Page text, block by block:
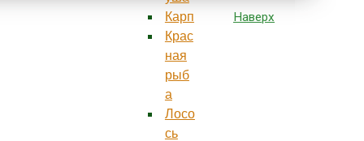
Карп
Крас
ная
рыб
а
Лосо
сь
Наверх